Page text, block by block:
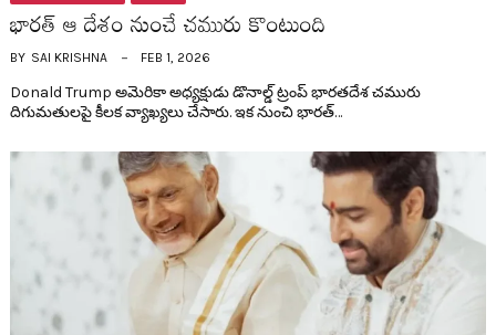
భార‌త్ ఆ దేశం నుంచే చ‌మురు కొంటుంది
BY SAI KRISHNA FEB 1, 2026
Donald Trump అమెరికా అధ్య‌క్షుడు డొనాల్డ్ ట్రంప్ భార‌త‌దేశ చ‌మురు
దిగుమతుల‌పై కీల‌క వ్యాఖ్య‌లు చేసారు. ఇక నుంచి భార‌త్…